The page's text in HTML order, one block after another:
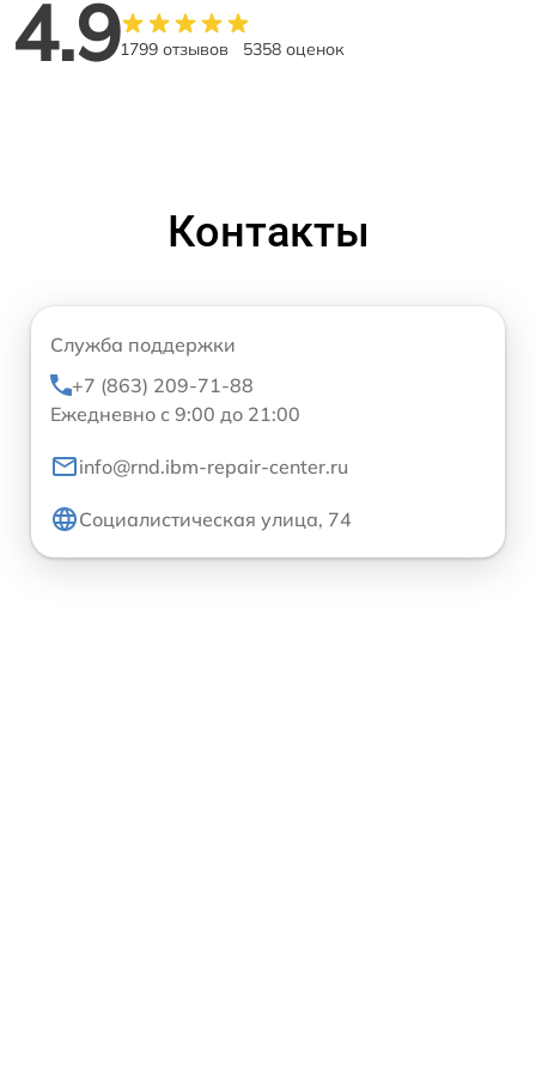
4.91799 отзывов 5358 оценок
Контакты
Служба поддержки
+7 (863) 209-71-88
Ежедневно с 9:00 до 21:00
info@rnd.ibm-repair-center.ru
Социалистическая улица, 74